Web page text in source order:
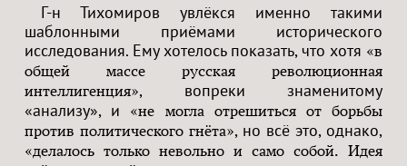
Г-н Тихомиров увлёкся именно такими
шаблонными приёмами исторического
исследования. Ему хотелось показать, что хотя «в
общей массе русская революционная
интеллигенция», вопреки знаменитому
«анализу», и
«не могла отрешиться от борьбы
против политического гнёта», но всё это, однако,
«делалось только невольно и само собой. Идея